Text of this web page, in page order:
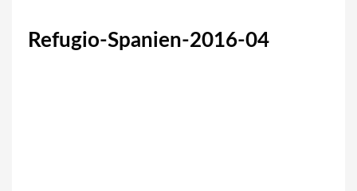
Refugio-Spanien-2016-04